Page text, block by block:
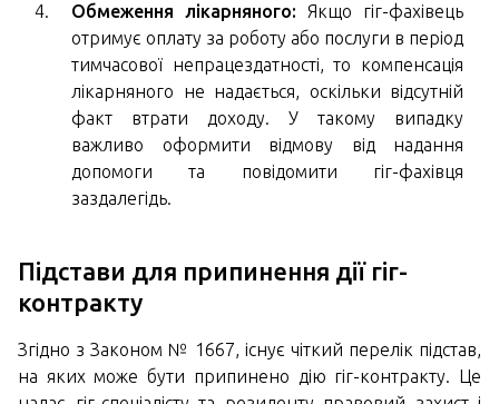
Обмеження лікарняного: Якщо гіг-фахівець
отримує оплату за роботу або послуги в період
тимчасової непрацездатності, то компенсація
лікарняного не надається, оскільки відсутній
факт втрати доходу. У такому випадку
важливо оформити відмову від надання
допомоги та повідомити гіг-фахівця
заздалегідь.
Підстави для припинення дії гіг-
контракту
Згідно з Законом № 1667, існує чіткий перелік підстав,
на яких може бути припинено дію гіг-контракту. Це